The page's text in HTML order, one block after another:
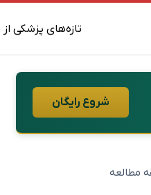
تازه‌های پزشکی
شروع رایگان